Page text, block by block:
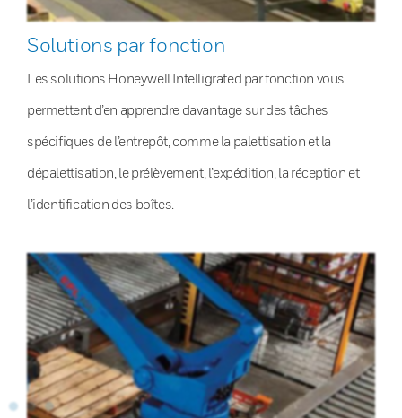
Solutions par fonction
Les solutions Honeywell Intelligrated par fonction vous
permettent d’en apprendre davantage sur des tâches
spécifiques de l’entrepôt, comme la palettisation et la
dépalettisation, le prélèvement, l’expédition, la réception et
l’identification des boîtes.